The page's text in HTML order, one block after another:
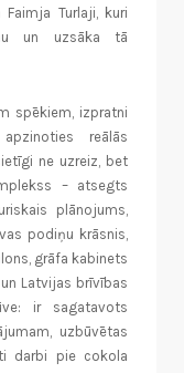
Turlaji, kuri
un uzsāka tā
spēkiem, izpratni
reālās
ne uzreiz, bet
– atsegts
plānojums,
podiņu krāsnis,
grāfa kabinets
Latvijas brīvības
ir sagatavots
uzbūvētas
darbi pie cokola